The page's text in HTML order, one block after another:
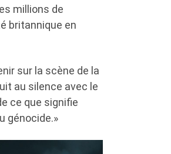
millions de
britannique en
sur la scène de la
au silence avec le
ce que signifie
génocide.»